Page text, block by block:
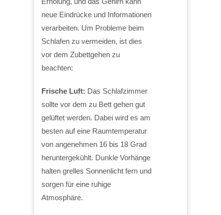
neue Eindrücke und Informationen
verarbeiten. Um Probleme beim
Schlafen zu vermeiden, ist dies
vor dem Zubettgehen zu
beachten:
Frische Luft: Das Schlafzimmer
sollte vor dem zu Bett gehen gut
gelüftet werden. Dabei wird es am
besten auf eine Raumtemperatur
von angenehmen 16 bis 18 Grad
heruntergekühlt. Dunkle Vorhänge
halten grelles Sonnenlicht fern und
sorgen für eine ruhige
Atmosphäre.